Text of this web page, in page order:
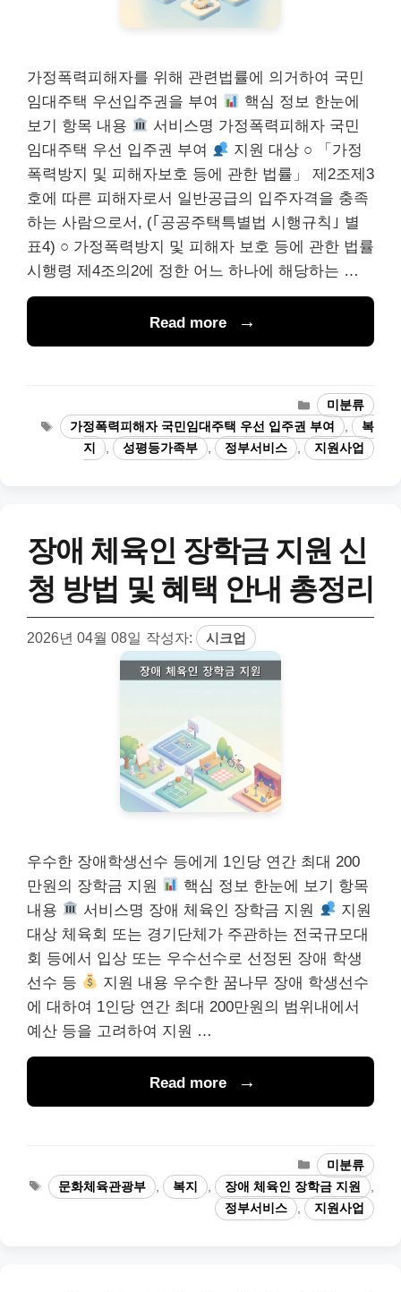
가정폭력피해자를 위해 관련법률에 의거하여 국민
임대주택 우선입주권을 부여
핵심 정보 한눈에
보기 항목 내용
서비스명 가정폭력피해자 국민
임대주택 우선 입주권 부여
지원 대상 ○ 「가정
폭력방지 및 피해자보호 등에 관한 법률」 제2조제3
호에 따른 피해자로서 일반공급의 입주자격을 충족
하는 사람으로서, (｢공공주택특별법 시행규칙｣ 별
표4) ○ 가정폭력방지 및 피해자 보호 등에 관한 법률
시행령 제4조의2에 정한 어느 하나에 해당하는 …
Read more
카
테
고
리
미분류
태
그
가정폭력피해자 국민임대주택 우선 입주권 부여 ,
복
지
, 성평등가족부 , 정부서비스 , 지원사업
장애 체육인 장학금 지원 신
청 방법 및 혜택 안내 총정리
2026년 04월 08일 작성자: 시크업
우수한 장애학생선수 등에게 1인당 연간 최대 200
만원의 장학금 지원
핵심 정보 한눈에 보기 항목
내용
서비스명 장애 체육인 장학금 지원
지원
대상 체육회 또는 경기단체가 주관하는 전국규모대
회 등에서 입상 또는 우수선수로 선정된 장애 학생
선수 등
지원 내용 우수한 꿈나무 장애 학생선수
에 대하여 1인당 연간 최대 200만원의 범위내에서
예산 등을 고려하여 지원 …
Read more
카
테
고
리
미분류
태
그
문화체육관광부 복지 장애 체육인 장학금 지원
정부서비스
지원사업